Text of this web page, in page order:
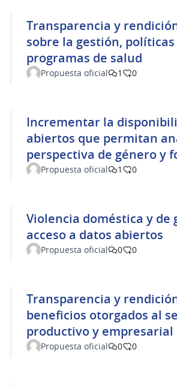
Transparencia y
sobre la gestión, políticas
programas de salud
Propuesta oficial 1 0
Incrementar la
abiertos que permitan
perspectiva de género y
proyecto “Mujeres con
Propuesta oficial 1 0
Violencia doméstica y de
acceso a datos abiertos
Propuesta oficial 0 0
Transparencia y
beneficios otorgados al
productivo y empresarial
Propuesta oficial 0 0